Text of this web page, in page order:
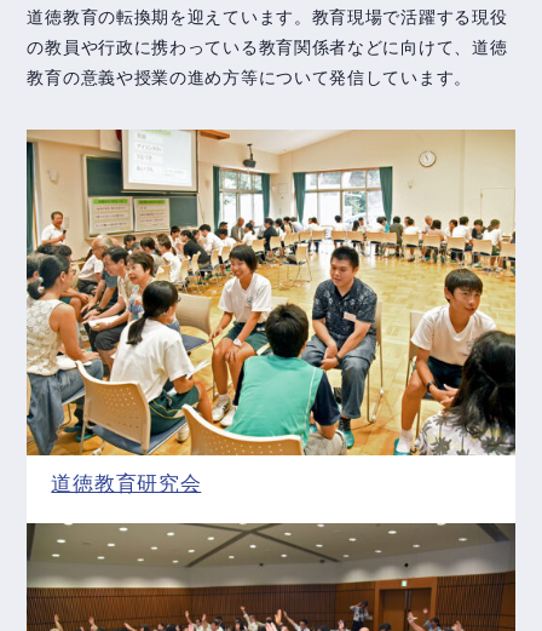
道徳教育の転換期を迎えています。教育現場で活躍する現役
の教員や行政に携わっている教育関係者などに向けて、道徳
教育の意義や授業の進め方等について発信しています。
道徳教育研究会